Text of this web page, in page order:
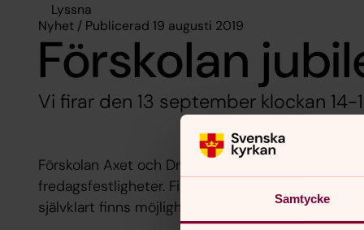
Samtycke
Lyssna
Nyhet / Publicerad 19 augusti 2019
Förskolan
Vi firar den 13 september klockan 14-
Förskolan Axet och Druvan firar 30 år i år och
fredagsfestligheter. Firandet är i första hand
självklart finns möjlighet för tidigare